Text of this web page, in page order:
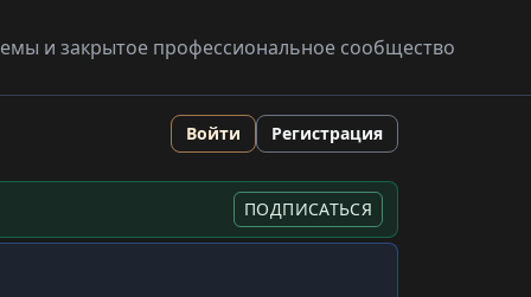
и закрытое профессиональное сообщество
Войти Регистрация
ПОДПИСАТЬСЯ